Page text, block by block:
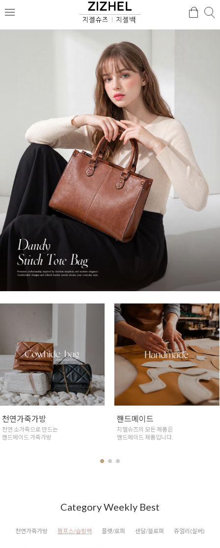
메
검
천연가죽가방
천연 소가죽으로 만드는
핸드메이드 가죽가방
핸드메이드
지젤슈즈의 모든 제품은
핸드메이드 제품입니다.
Category Weekly Best
천연가죽가방 펌프스/슬링백 플랫/로퍼 샌달/블로퍼 쥬얼리(실버)